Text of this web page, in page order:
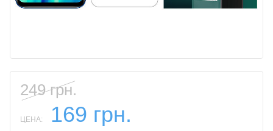
249 грн.
ЦЕНА: 169 грн.